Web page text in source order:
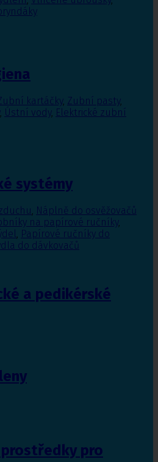
kartáčky, Zubní pasty,
, Ústní vody, Elektrické zubní
systémy
, Náplně do osvěžovačů
na papírové ručníky,
, Papírové ručníky do
do dávkovačů
a pedikérské
pro